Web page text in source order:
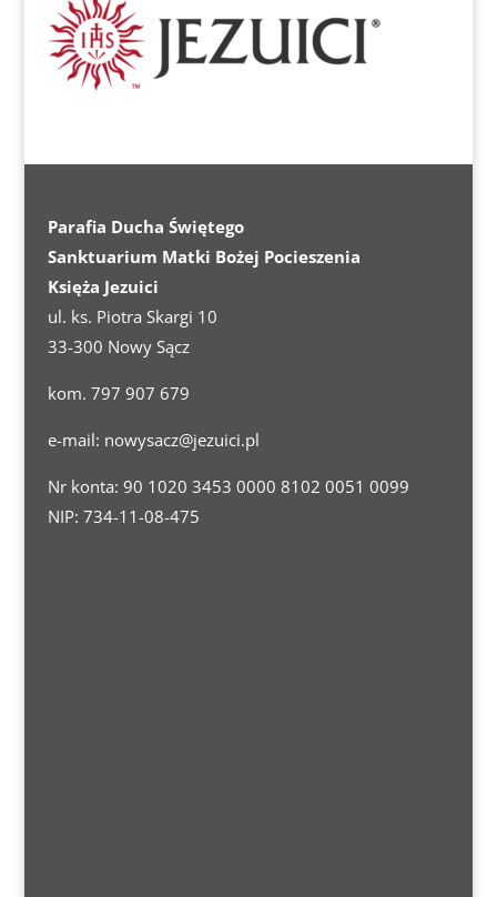
Parafia Ducha Świętego
Sanktuarium Matki Bożej Pocieszenia
Księża Jezuici
ul. ks. Piotra Skargi 10
33-300 Nowy Sącz
kom. 797 907 679
e-mail: nowysacz@jezuici.pl
Nr konta: 90 1020 3453 0000 8102 0051 0099
NIP: 734-11-08-475